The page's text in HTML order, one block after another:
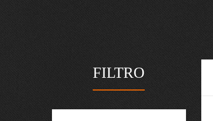
FILTRO